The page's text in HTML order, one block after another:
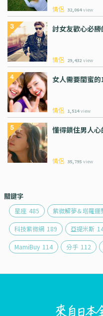
情侶 32,064 view
討女友歡心必勝
情侶 29,432 view
女人需要閨蜜
情侶 1,514 view
懂得鎖住男人
情侶 35,795 view
關鍵字
星座 485 紫微解夢＆塔羅運
科技紫微網 189 亞提米斯
MamiBuy 114 分手 112